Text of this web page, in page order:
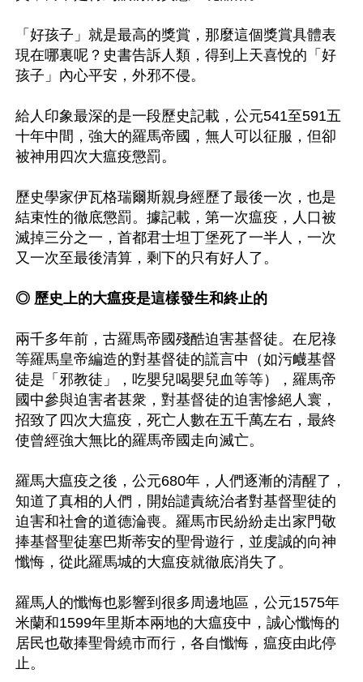
「好孩子」就是最高的獎賞，那麼這個獎賞具體表
現在哪裏呢？史書告訴人類，得到上天喜悅的「好
孩子」內心平安，外邪不侵。
給人印象最深的是一段歷史記載，公元541至591五
十年中間，強大的羅馬帝國，無人可以征服，但卻
被神用四次大瘟疫懲罰。
歷史學家伊瓦格瑞爾斯親身經歷了最後一次，也是
結束性的徹底懲罰。據記載，第一次瘟疫，人口被
滅掉三分之一，首都君士坦丁堡死了一半人，一次
又一次至最後清算，剩下的只有好人了。
◎ 歷史上的大瘟疫是這樣發生和終止的
兩千多年前，古羅馬帝國殘酷迫害基督徒。在尼祿
等羅馬皇帝編造的對基督徒的謊言中（如污衊基督
徒是「邪教徒」，吃嬰兒喝嬰兒血等等），羅馬帝
國中參與迫害者甚衆，對基督徒的迫害慘絕人寰，
招致了四次大瘟疫，死亡人數在五千萬左右，最終
使曾經強大無比的羅馬帝國走向滅亡。
羅馬大瘟疫之後，公元680年，人們逐漸的清醒了，
知道了真相的人們，開始譴責統治者對基督聖徒的
迫害和社會的道德淪喪。羅馬市民紛紛走出家門敬
捧基督聖徒塞巴斯蒂安的聖骨遊行，並虔誠的向神
懺悔，從此羅馬城的大瘟疫就徹底消失了。
羅馬人的懺悔也影響到很多周邊地區，公元1575年
米蘭和1599年里斯本兩地的大瘟疫中，誠心懺悔的
居民也敬捧聖骨繞市而行，各自懺悔，瘟疫由此停
止。